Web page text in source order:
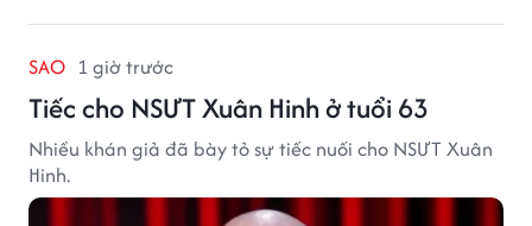
SAO 1 giờ trước
Tiếc cho NSƯT Xuân Hinh ở tuổi 63
Nhiều khán giả đã bày tỏ sự tiếc nuối cho NSƯT Xuân
Hinh.